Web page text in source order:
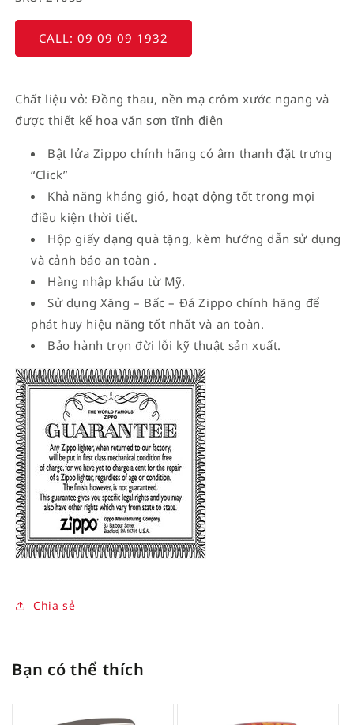
CALL: 09 09 09 1932
Chất liệu vỏ: Đồng thau, nền mạ crôm xước ngang và
được thiết kế hoa văn sơn tĩnh điện
Bật lửa Zippo chính hãng có âm thanh đặt trưng
“Click”
Khả năng kháng gió, hoạt động tốt trong mọi
điều kiện thời tiết.
Hộp giấy dạng quà tặng, kèm hướng dẫn sử dụng
và cảnh báo an toàn .
Hàng nhập khẩu từ Mỹ.
Sử dụng Xăng – Bấc – Đá Zippo chính hãng để
phát huy hiệu năng tốt nhất và an toàn.
Bảo hành trọn đời lỗi kỹ thuật sản xuất.
Chia sẻ
Bạn có thể thích